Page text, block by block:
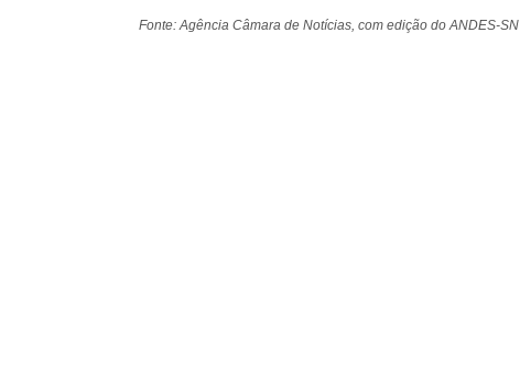
Fonte: Agência Câmara de Notícias, com edição do ANDES-SN